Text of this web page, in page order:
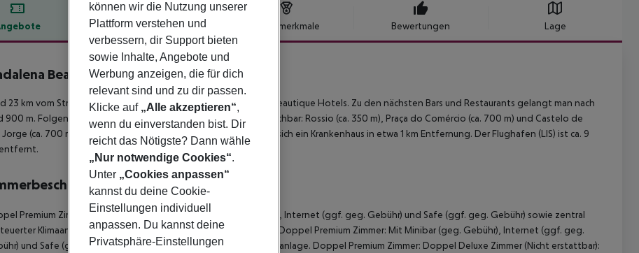
Hotelbeschreibung Hotelmerkmale Bewertungen Lage
Beautique Hotel
4
23 km vom Strand entfernt liegt das Hotel Madalena by The Beautique Hotels. Zu den nächsten Bars und Restaurants gelangt man nach
900 m. Folgende Sehenswürdigkeiten sind vom Hotel aus erreichbar: Rossio (ca. 350 m), Praça do Comércio (ca. 700 m) und Castelo de
Jorge (ca. 700 m). Zur ärztlichen Versorgung im Notfall befindet sich ein Krankenhaus in etwa 1 km Entfernung. Der Flughafen (LIS) ist ca. 9
Premium Zimmer (Nicht erstattbar): Mit Minibar (geg. Gebühr), Internet (ggf. geg. Gebühr) und Safe (ggf. geg. Gebühr) sowie zentral
Klimaanlage. Doppel Premium Zimmer (Nicht erstattbar): Doppel Premium Zimmer: Mit Minibar (geg. Gebühr), Internet (ggf. geg.
und Safe (ggf. geg. Gebühr) sowie zentral gesteuerter Klimaanlage. Doppel Premium Zimmer: Doppel Deluxe Zimmer (Nicht erstattbar):
können wir die Nutzung unserer
Plattform verstehen und
verbessern, dir Support bieten
sowie Inhalte, Angebote und
Werbung anzeigen, die für dich
relevant sind und zu dir passen.
Klicke auf „Alle akzeptieren“,
wenn du einverstanden bist. Dir
reicht das Nötigste? Dann wähle
„Nur notwendige Cookies“.
Unter „Cookies anpassen“
kannst du deine Cookie-
Einstellungen individuell
anpassen. Du kannst deine
Privatsphäre-Einstellungen